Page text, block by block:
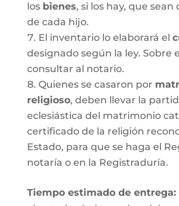
los bienes, si los hay, que
de cada hijo.
El inventario lo elaborará el
designado según la ley. Sobre
consultar al notario.
Quienes se casaron por
religioso, deben llevar la
eclesiástica del matrimonio
certificado de la religión
Estado, para que se haga el
notaría o en la Registraduría.
Tiempo estimado de entrega: